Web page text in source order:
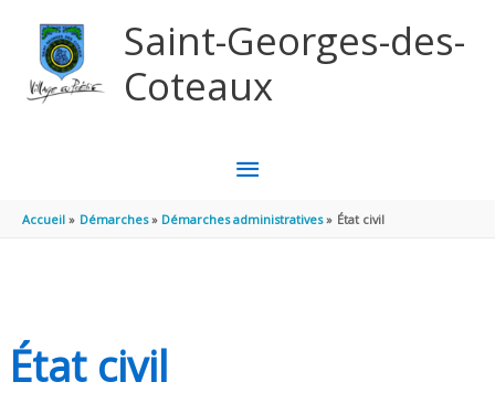
Saint-Georges-des-
Coteaux
MENU
PRINCIPAL
Accueil Démarches Démarches administratives État civil
État civil